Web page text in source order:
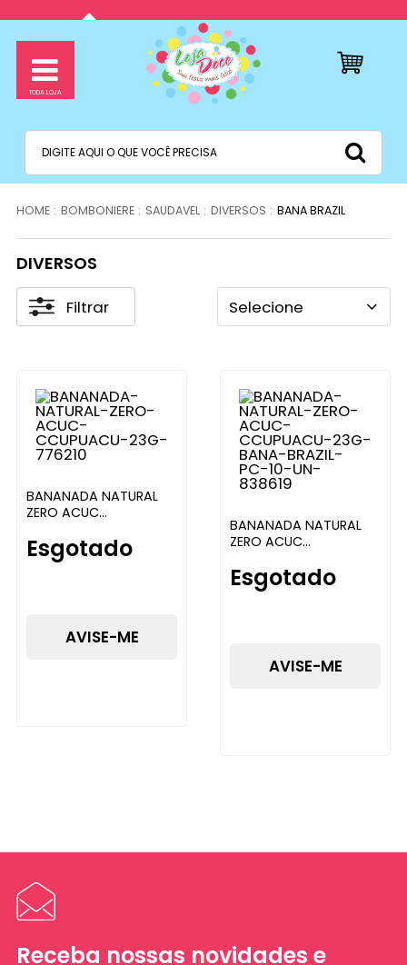
BOMBONIERE SAUDAVEL DIVERSOS BANA BRAZIL
DIVERSOS
Filtrar Selecione
BANANADA NATURAL
ZERO ACUC
BRAZIL
Esgotado
AVISE-ME
BANANADA NATURAL
ZERO ACUC
BRAZIL PC 10
Esgotado
AVISE-ME
Receba nossas novidades e